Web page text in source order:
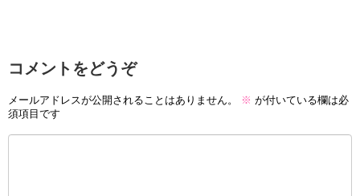
コメントをどうぞ
メールアドレスが公開されることはありません。 ※ が付いている欄は必
須項目です